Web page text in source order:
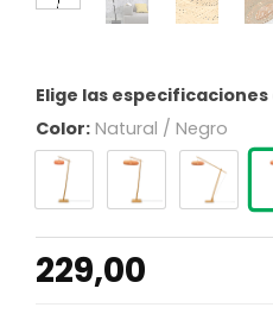
Elige las
Color: Natural / Negro
229,00